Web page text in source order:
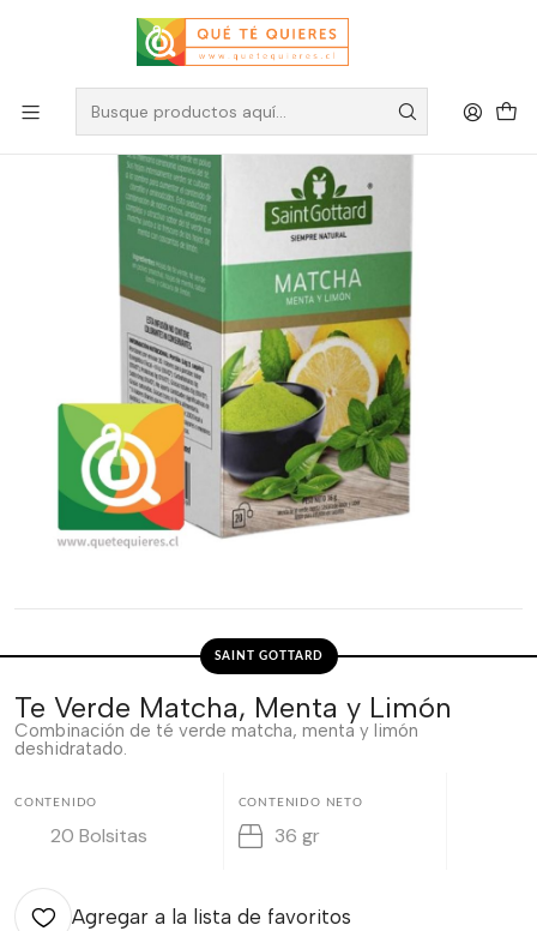
SAINT GOTTARD
Te Verde Matcha, Menta y Limón
Combinación de té verde matcha, menta y limón
deshidratado.
CONTENIDO
20 Bolsitas
CONTENIDO NETO
36 gr
Agregar a la lista de favoritos